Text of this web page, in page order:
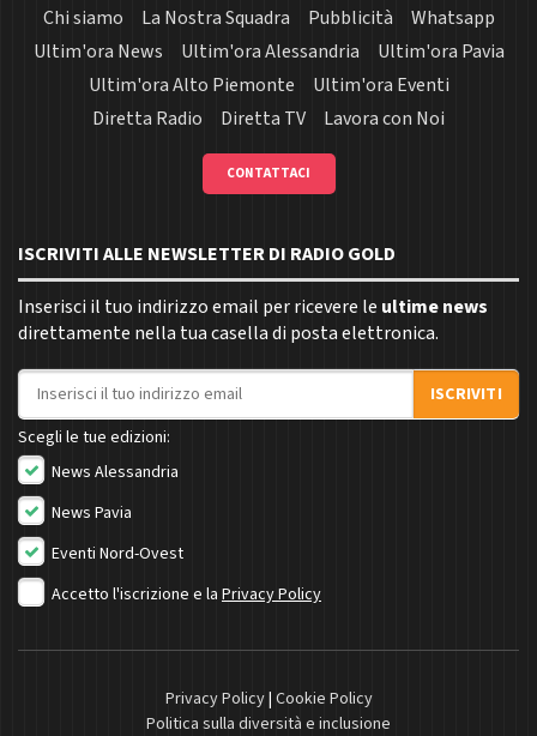
Chi siamo La Nostra Squadra Pubblicità
Whatsapp
Ultim'ora News
Ultim'ora Alessandria
Ultim'ora Pavia
Ultim'ora Alto Piemonte
Ultim'ora Eventi
Diretta Radio
Diretta TV Lavora con Noi
CONTATTACI
ISCRIVITI ALLE NEWSLETTER DI RADIO GOLD
Inserisci il tuo indirizzo email per ricevere le ultime news
direttamente nella tua casella di posta elettronica.
Indirizzo email
ISCRIVITI
Scegli le tue edizioni:
News Alessandria
News Pavia
Eventi Nord-Ovest
Accetto l'iscrizione e la Privacy Policy
Privacy Policy| Cookie Policy
Politica sulla diversità e inclusione